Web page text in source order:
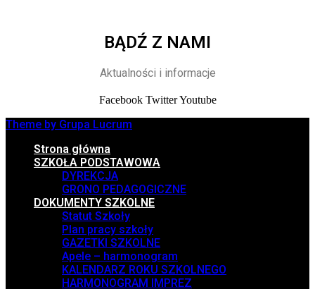
BĄDŹ Z NAMI
Aktualności i informacje
Facebook Twitter Youtube
Theme by Grupa Lucrum
Strona główna
SZKOŁA PODSTAWOWA
DYREKCJA
GRONO PEDAGOGICZNE
DOKUMENTY SZKOLNE
Statut Szkoły
Plan pracy szkoły
GAZETKI SZKOLNE
Apele – harmonogram
KALENDARZ ROKU SZKOLNEGO
HARMONOGRAM IMPREZ